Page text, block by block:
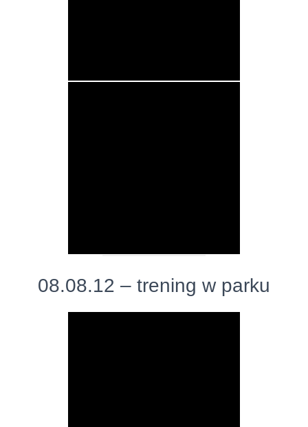
08.08.12 – trening w parku